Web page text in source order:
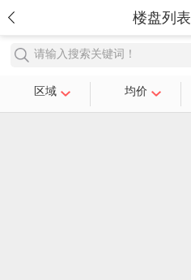
楼盘列表
请输入搜索关键词！
区域 均价